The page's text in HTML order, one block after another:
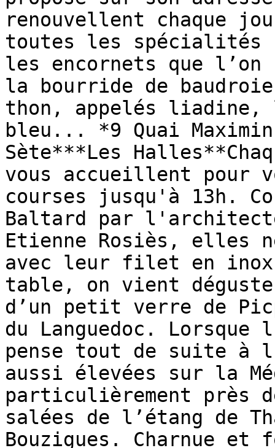
renouvellent chaque
toutes les spécialités
les encornets que
la bourride de
thon, appelés liadine,
bleu... *9 Quai
Sète***Les
vous accueillent pour
courses jusqu'à 13h.
Baltard par
Etienne Rosiès, elles
avec leur filet en
table, on vient
d’un petit verre de
du Languedoc.
pense tout de suite à
aussi élevées sur la
particulièrement près
salées de l’étang de
Bouzigues. Charnue